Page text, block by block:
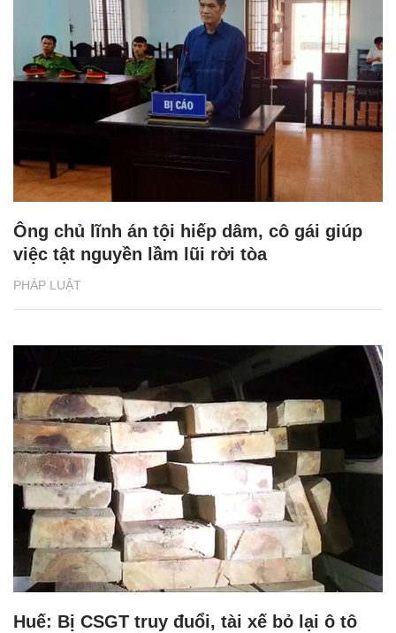
PHÁP LUẬT
Ông chủ lĩnh án tội hiếp dâm, cô gái giúp
việc tật nguyền lầm lũi rời tòa
Huế: Bị CSGT truy đuổi, tài xế bỏ lại ô tô